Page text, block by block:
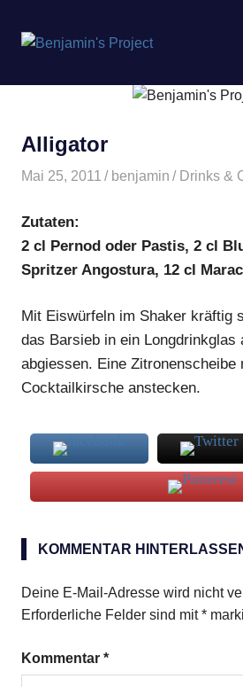
springen
Alligator
Mai 25, 2011 benjamin Drinks &
Zutaten:
2 cl Pernod oder Pastis, 2 cl
Spritzer Angostura, 12 cl
Mit Eiswürfeln im Shaker kräftig
das Barsieb in ein Longdrinkglas
abgiessen. Eine Zitronenscheibe
Cocktailkirsche anstecken.
KOMMENTAR
Deine E-Mail-Adresse wird nicht
Erforderliche Felder sind mit*
Kommentar *